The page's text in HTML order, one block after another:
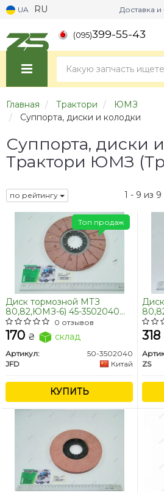
UA RU Доставка и
(095)399-55-43
Главная Трактори
ЮМЗ
Суппорта, диски и колодки
Суппорта, диски
Трактори ЮМЗ
по рейтингу 1 - 9 из 9
Диск тормозной МТЗ
80,82,ЮМЗ-6) 45-3502040
СБ малый (176 мм)
клепанный (JFD)
0 отзывов
170 ₴ склад
Артикул:
50-3502040
JFD
Китай
КУПИТЬ
Топ продаж
СБ
318
ZS